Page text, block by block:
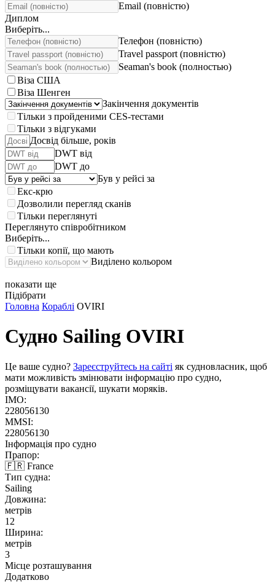
Email (повністю)
Диплом
Виберіть...
Телефон (повністю)
Travel passport (повністю)
Seaman's book (полностью)
Віза США
Віза Шенген
Закінчення документів
Тільки з пройденими CES-тестами
Тільки з відгуками
Досвід більше, років
DWT від
DWT до
Був у рейсі за
Екс-крю
Дозволили перегляд сканів
Тільки переглянуті
Переглянуто співробітником
Виберіть...
Тільки копії, що мають
Виділено кольором
показати ще
Підібрати
Головна Кораблі OVIRI
Судно Sailing OVIRI
Це ваше судно? Зареєструйтесь на сайті як судновласник, щоб
мати можливість змінювати інформацію про судно,
розміщувати вакансії, шукати моряків.
IMO:
228056130
MMSI:
228056130
Інформація про судно
Прапор:
🇫🇷 France
Тип судна:
Sailing
Довжина:
метрів
12
Ширина:
метрів
3
Місце розташування
Додатково